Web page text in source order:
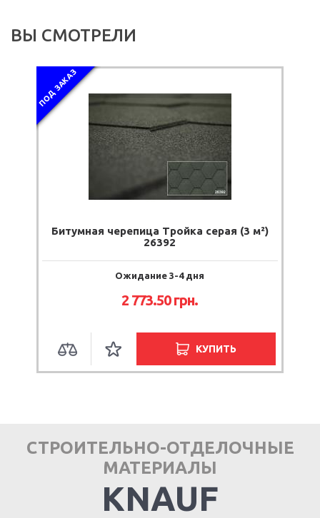
ВЫ СМОТРЕЛИ
ПОД ЗАКАЗ
Битумная черепица Тройка серая (3 м²)
26392
Ожидание 3-4 дня
2 773.50грн.
КУПИТЬ
СТРОИТЕЛЬНО-ОТДЕЛОЧНЫЕ
МАТЕРИАЛЫ
KNAUF